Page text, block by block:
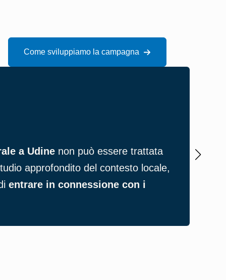
Come sviluppiamo la campagna
a Udine non può essere trattata
approfondito del contesto locale,
entrare in connessione con i